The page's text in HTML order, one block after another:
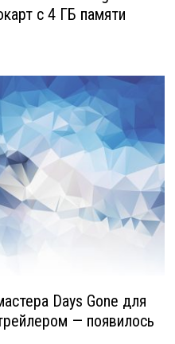
с 4 ГБ памяти
Days Gone для
— появилось